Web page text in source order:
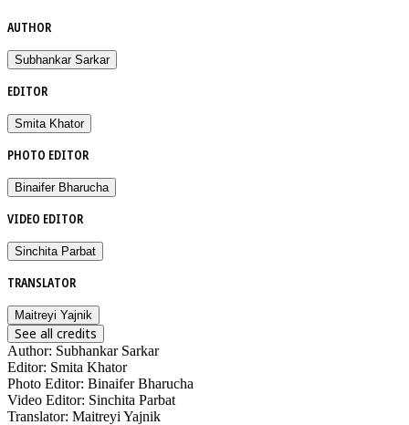
AUTHOR
Subhankar Sarkar
EDITOR
Smita Khator
PHOTO EDITOR
Binaifer Bharucha
VIDEO EDITOR
Sinchita Parbat
TRANSLATOR
Maitreyi Yajnik
See all credits
Author: Subhankar Sarkar
Editor: Smita Khator
Photo Editor: Binaifer Bharucha
Video Editor: Sinchita Parbat
Translator: Maitreyi Yajnik